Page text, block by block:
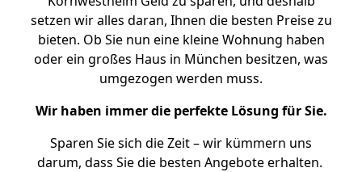
setzen wir alles daran, Ihnen die besten Preise zu
bieten. Ob Sie nun eine kleine Wohnung haben
oder ein großes Haus in München besitzen, was
umgezogen werden muss.
Wir haben immer die perfekte Lösung für Sie.
Sparen Sie sich die Zeit – wir kümmern uns
darum, dass Sie die besten Angebote erhalten.